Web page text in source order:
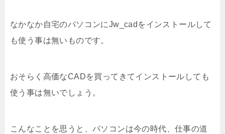
なかなか自宅のパソコンにJw_cadをインストールして
も使う事は無いものです。
おそらく高価なCADを買ってきてインストールしても
使う事は無いでしょう。
こんなことを思うと、パソコンは今の時代、仕事の道